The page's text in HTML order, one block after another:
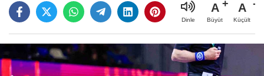
Dinle
A
Büyüt
A
Küçült